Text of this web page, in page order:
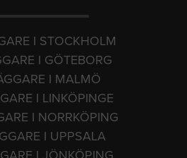
I STOCKHOLM
I GÖTEBORG
I MALMÖ
I LINKÖPINGE
I NORRKÖPING
I UPPSALA